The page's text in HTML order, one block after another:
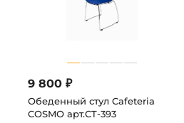
9 800 ₽
Обеденный стул Cafeteria
COSMO арт.CT-393